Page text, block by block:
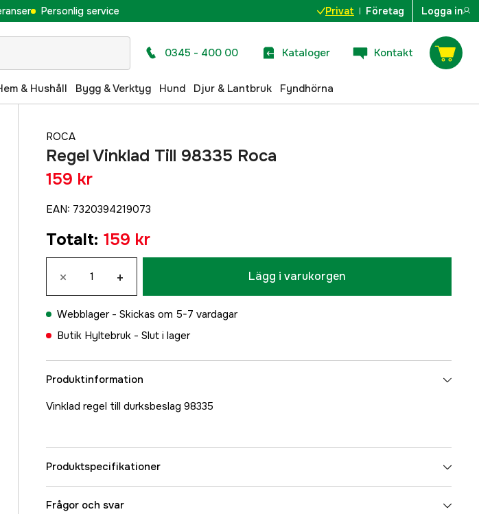
Personlig service Privat Företag Logga in
0345 - 400 00 Kataloger Kontakt
& Hushåll Bygg & Verktyg Hund Djur & Lantbruk Fyndhörna
ROCA
Regel Vinklad Till 98335 Roca
159 kr
EAN: 7320394219073
Totalt: 159 kr
× + Lägg i varukorgen
Webblager - Skickas om 5-7 vardagar
Butik Hyltebruk - Slut i lager
Produktinformation
Vinklad regel till durksbeslag 98335
Produktspecifikationer
Referensnummer
Frågor och svar